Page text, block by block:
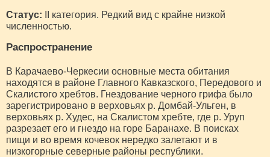
Статус: II категория. Редкий вид с крайне низкой
численностью.
Распространение
В Карачаево-Черкесии основные места обитания
находятся в районе Главного Кавказского, Передового и
Скалистого хребтов. Гнездование черного грифа было
зарегистрировано в верховьях р. Домбай-Ульген, в
верховьях р. Худес, на Скалистом хребте, где р. Уруп
разрезает его и гнездо на горе Баранахе. В поисках
пищи и во время кочевок нередко залетают и в
низкогорные северные районы республики.